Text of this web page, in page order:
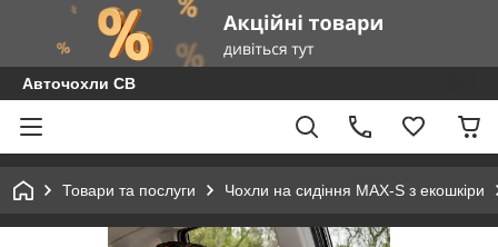
Авточохли СВ
Товари та послуги Чохли на сидіння MAX-S з екошкіри